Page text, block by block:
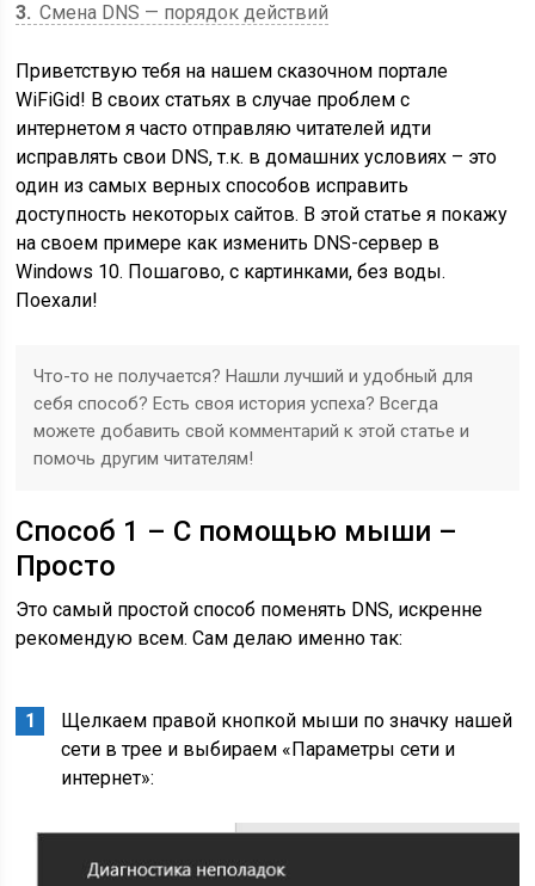
3 Смена DNS — порядок действий
Приветствую тебя на нашем сказочном портале
WiFiGid! В своих статьях в случае проблем с
интернетом я часто отправляю читателей идти
исправлять свои DNS, т.к. в домашних условиях – это
один из самых верных способов исправить
доступность некоторых сайтов. В этой статье я покажу
на своем примере как изменить DNS-сервер в
Windows 10. Пошагово, с картинками, без воды.
Поехали!
Что-то не получается? Нашли лучший и удобный для
себя способ? Есть своя история успеха? Всегда
можете добавить свой комментарий к этой статье и
помочь другим читателям!
Способ 1 – С помощью мыши –
Просто
Это самый простой способ поменять DNS, искренне
рекомендую всем. Сам делаю именно так:
Щелкаем правой кнопкой мыши по значку нашей
сети в трее и выбираем «Параметры сети и
интернет»: